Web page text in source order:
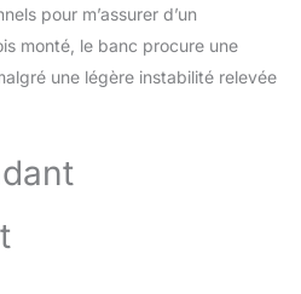
d'entraînement des
(pectoraux,
: outre le développé
d'effectuer des
posée sur le banc),
chaise abdominale et
Ce sont les détails
pour m’assurer d’un
monté, le banc procure une
une légère instabilité relevée